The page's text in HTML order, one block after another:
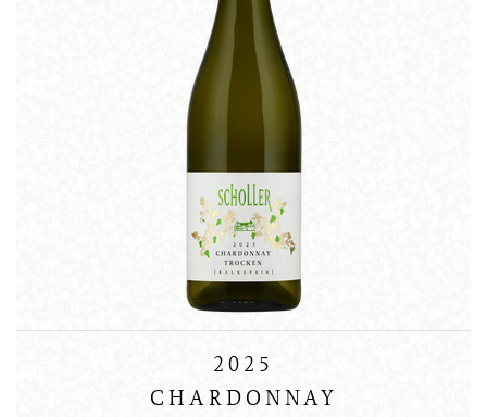
2025
CHARDONNAY